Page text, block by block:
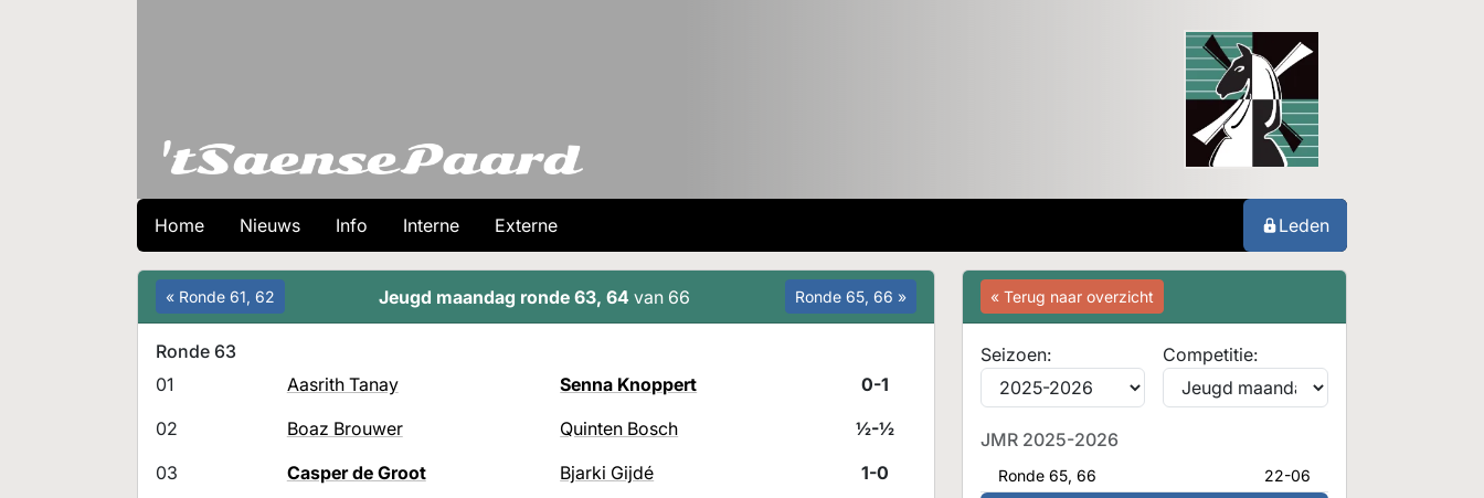
Home Nieuws Info Interne Externe Leden
« Ronde 61, 62 Jeugd maandag ronde 63, 64 van 66 Ronde 65, 66 »
Ronde 63
01
Aasrith Tanay 0-1
Senna Knoppert
02
Boaz Brouwer ½-½
Quinten Bosch
03
Casper de Groot 1-0
Bjarki Gijdé
« Terug naar overzicht
Seizoen: Competitie:
JMR 2025-2026
Ronde 65, 66
22-06